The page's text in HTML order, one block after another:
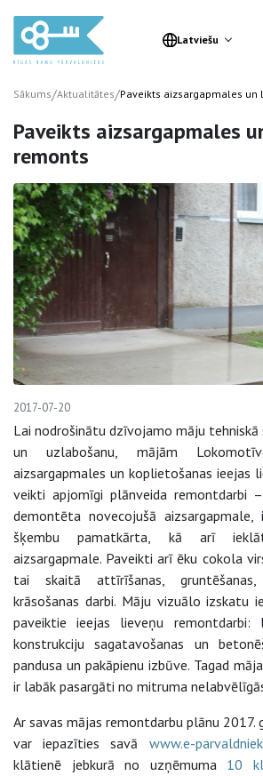
Latviešu
Sākums/Aktualitātes/Paveikts aizsargapmales un
Paveikts aizsargapmales
remonts
2017-07-20
Lai nodrošinātu dzīvojamo māju
un uzlabošanu, mājām
aizsargapmales un koplietošanas ieejas
veikti apjomīgi plānveida remontdarbi
demontēta novecojušā
šķembu pamatkārta, kā arī
aizsargapmale. Paveikti arī ēku cokola
tai skaitā attīrīšanas, gruntēšanas,
krāsošanas darbi. Māju vizuālo izskatu
paveiktie ieejas lieveņu remontdarbi:
konstrukciju sagatavošanas un
pandusa un pakāpienu izbūve. Tagad
ir labāk pasargāti no mitruma
Ar savas mājas remontdarbu plānu 2017.
var iepazīties savā www.e-
klātienē jebkurā no uzņēmuma 10